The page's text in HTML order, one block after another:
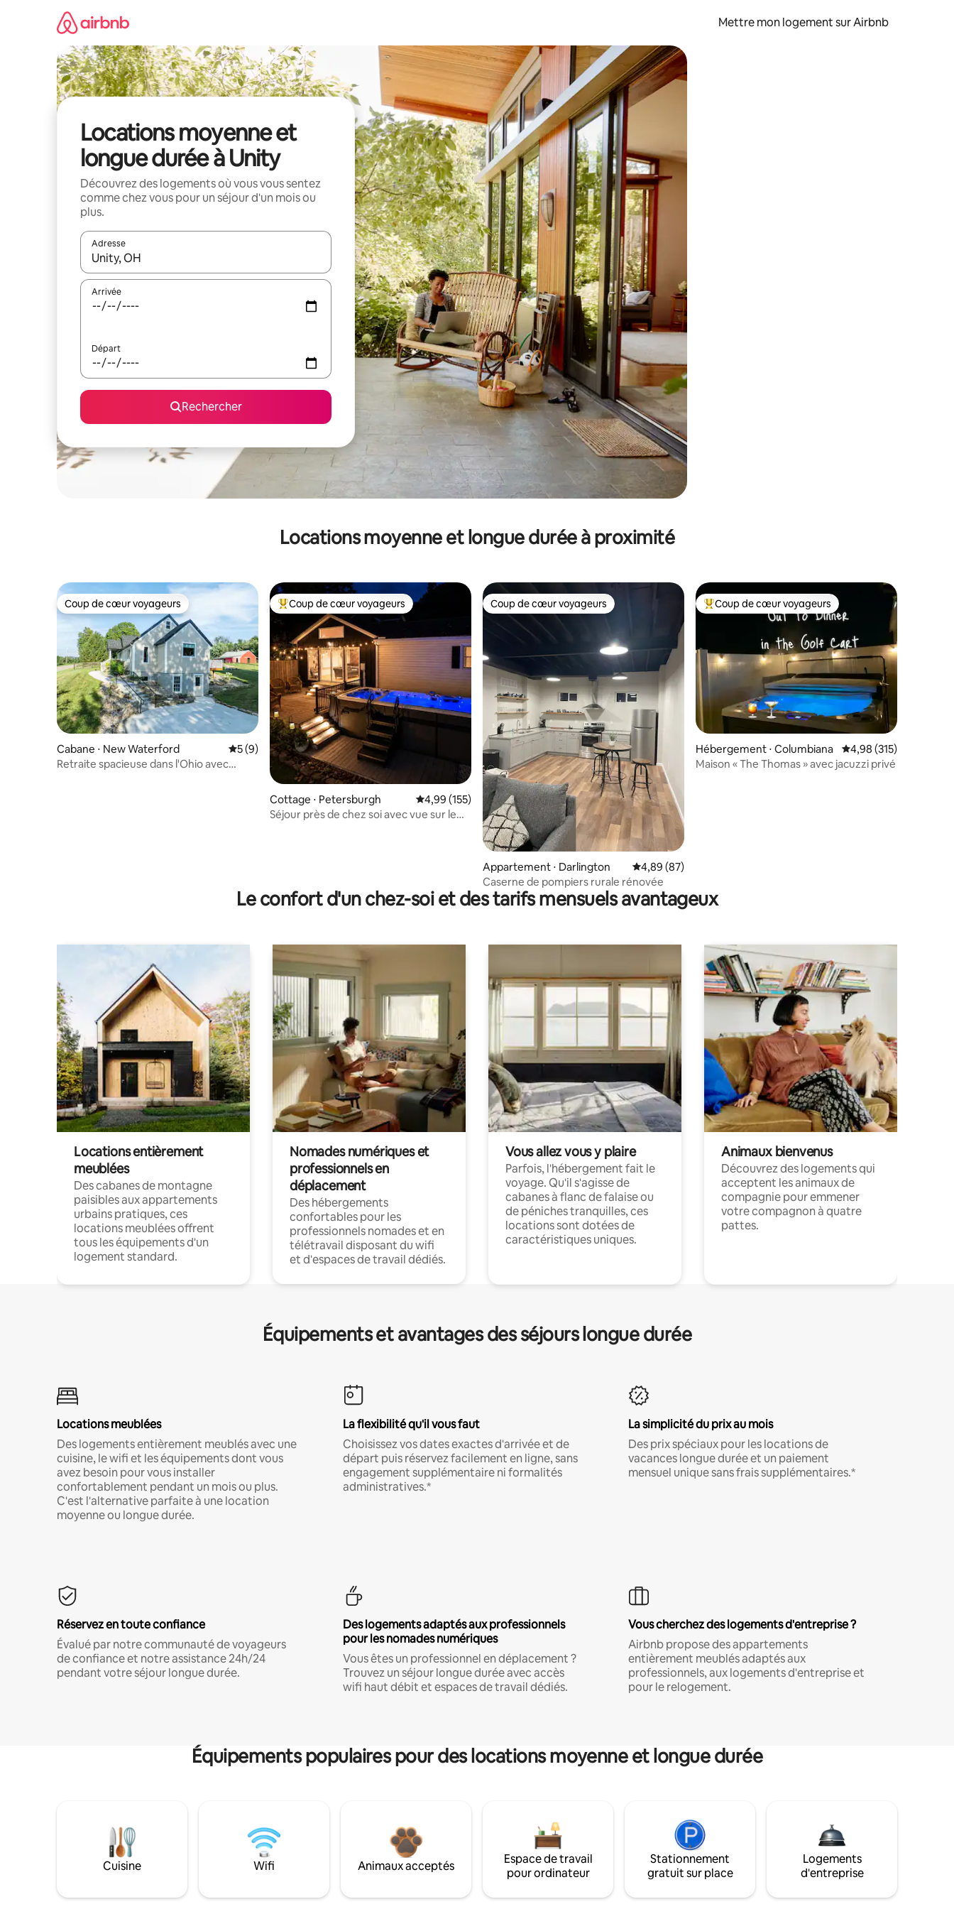
Mettre mon logement sur Airbnb
Locations moyenne et
longue durée à Unity
Découvrez des logements où vous vous sentez
comme chez vous pour un séjour d'un mois ou
plus.
Adresse
Lorsque les résultats s'affichent, utilisez les flèches vers le haut et vers le bas pour les parcourir ou en appuyant et en faisant glisser.
Arrivée
Départ
Rechercher
Locations moyenne et longue durée à proximité
Coup de cœur voyageurs
Coup de cœur voyageurs
Cabane ⋅ New Waterford Évaluation moyenne sur la base de 9 commentaires : 5 sur 5
5 (9)
Retraite spacieuse dans l'Ohio avec
Coups de cœur voyageurs les plus appréciés
Coup de cœur voyageurs
Cottage ⋅ Petersburgh Évaluation moyenne sur la base de 155 commentaires : 4,99 sur 5
4,99 (155)
Séjour près de chez soi avec vue sur le
Coup de cœur voyageurs
Coup de cœur voyageurs
Appartement ⋅ Darlington Évaluation moyenne sur la base de 87 commentaires : 4,89 sur 5
4,89 (87)
Caserne de pompiers rurale rénovée
Coups de cœur voyageurs les plus appréciés
Coup de cœur voyageurs
Hébergement ⋅ Columbiana Évaluation moyenne
4,98 (315)
Maison « The Thomas » avec jacuzzi privé
Le confort d'un chez-soi et des tarifs mensuels avantageux
Locations entièrement
meublées
Des cabanes de montagne
paisibles aux appartements
urbains pratiques, ces
locations meublées offrent
tous les équipements d'un
logement standard.
Nomades numériques et
professionnels en
déplacement
Des hébergements
confortables pour les
professionnels nomades et en
télétravail disposant du wifi
et d'espaces de travail dédiés.
Vous allez vous y plaire
Parfois, l'hébergement fait le
voyage. Qu'il s'agisse de
cabanes à flanc de falaise ou
de péniches tranquilles, ces
locations sont dotées de
caractéristiques uniques.
Animaux bienvenus
Découvrez des logements qui
acceptent les animaux de
compagnie pour emmener
votre compagnon à quatre
pattes.
Équipements et avantages des séjours longue durée
Locations meublées
Des logements entièrement meublés avec une
cuisine, le wifi et les équipements dont vous
avez besoin pour vous installer
confortablement pendant un mois ou plus.
C'est l'alternative parfaite à une location
moyenne ou longue durée.
La flexibilité qu'il vous faut
Choisissez vos dates exactes d'arrivée et de
départ puis réservez facilement en ligne, sans
engagement supplémentaire ni formalités
administratives.*
La simplicité du prix au mois
Des prix spéciaux pour les locations de
vacances longue durée et un paiement
mensuel unique sans frais supplémentaires.*
Réservez en toute confiance
Évalué par notre communauté de voyageurs
de confiance et notre assistance 24h/24
pendant votre séjour longue durée.
Des logements adaptés aux professionnels
pour les nomades numériques
Vous êtes un professionnel en déplacement ?
Trouvez un séjour longue durée avec accès
wifi haut débit et espaces de travail dédiés.
Vous cherchez des logements d'entreprise ?
Airbnb propose des appartements
entièrement meublés adaptés aux
professionnels, aux logements d'entreprise et
pour le relogement.
Équipements populaires pour des locations moyenne et longue durée
Cuisine Wifi Animaux acceptés
Espace de travail
pour ordinateur
Stationnement
gratuit sur place
Logements
d'entreprise